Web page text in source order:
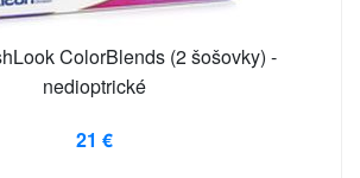
ColorBlends (2 šošovky) -
nedioptrické
21 €